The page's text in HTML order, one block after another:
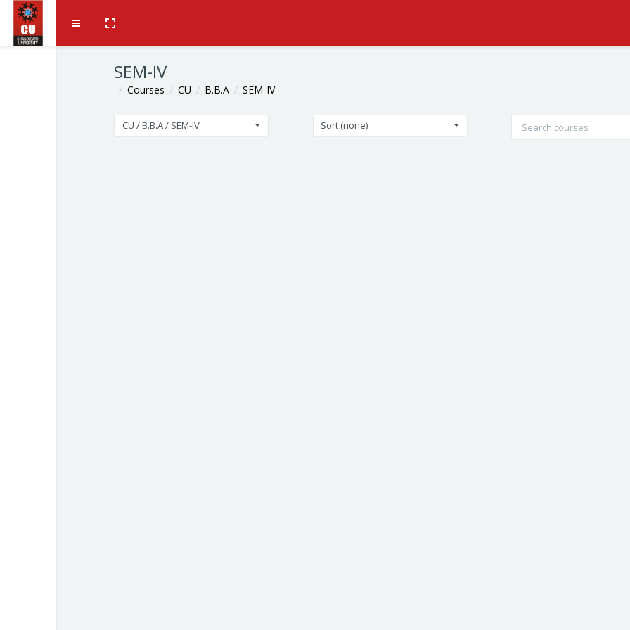
Side panel
SEM-IV
Courses CU B.B.A SEM-IV
CU / B.B.A / SEM-IV Sort (none)